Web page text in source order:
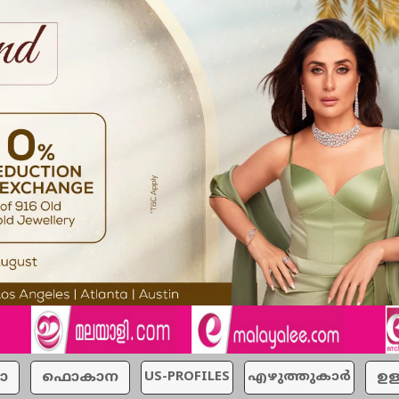
ഫൊകാന US-PROFILES എഴുത്തുകാര്‍